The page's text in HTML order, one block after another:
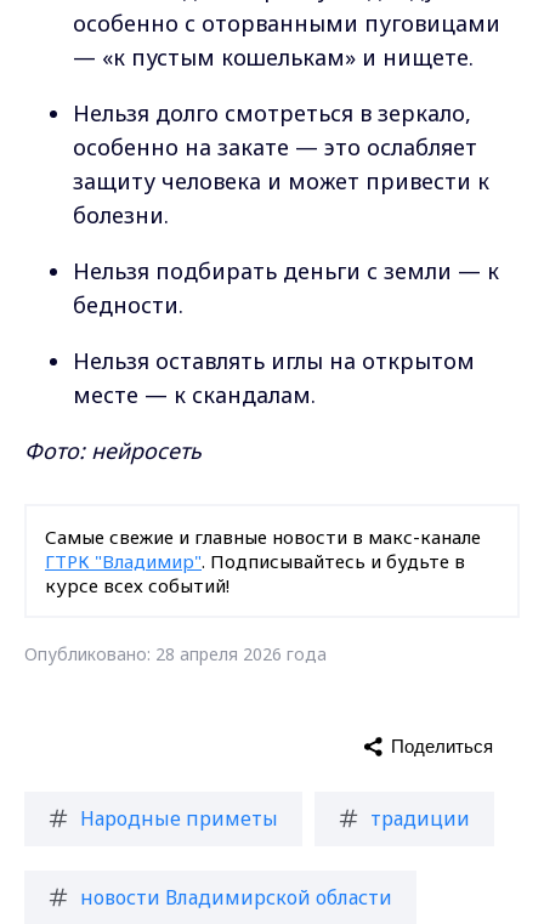
особенно с оторванными пуговицами
— «к пустым кошелькам» и нищете.
Нельзя долго смотреться в зеркало,
особенно на закате — это ослабляет
защиту человека и может привести к
болезни.
Нельзя подбирать деньги с земли — к
бедности.
Нельзя оставлять иглы на открытом
месте — к скандалам.
Фото: нейросеть
Самые свежие и главные новости в макс-канале
ГТРК "Владимир". Подписывайтесь и будьте в
курсе всех событий!
Опубликовано: 28 апреля 2026 года
Народные приметы традиции
новости Владимирской области
Поделиться